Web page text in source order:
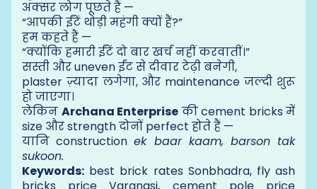
अक्सर लोग पूछते हैं —
“आपकी ईंटें थोड़ी महंगी क्यों हैं?”
हम कहते हैं —
“क्योंकि हमारी ईंटें दो बार खर्च नहीं करवातीं।”
सस्ती और uneven ईंट से दीवार टेढ़ी बनेगी,
plaster ज़्यादा लगेगा, और maintenance जल्दी शुरू
हो जाएगा।
लेकिन Archana Enterprise की cement bricks में
size और strength दोनों perfect होते हैं —
यानि constructionek baar kaam, barson tak
sukoon.
Keywords: best brick rates Sonbhadra, fly ash
bricks price Varanasi, cement pole price